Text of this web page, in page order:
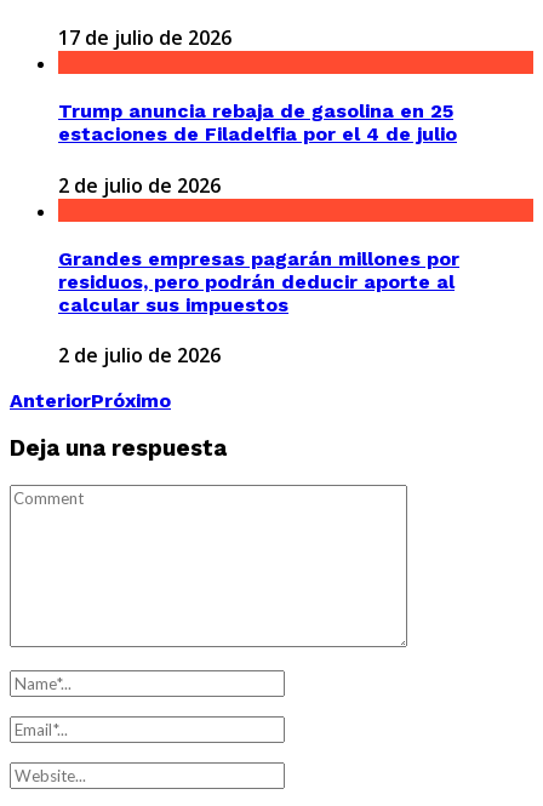
17 de julio de 2026
Trump anuncia rebaja de gasolina en 25
estaciones de Filadelfia por el 4 de julio
2 de julio de 2026
Grandes empresas pagarán millones por
residuos, pero podrán deducir aporte al
calcular sus impuestos
2 de julio de 2026
AnteriorPróximo
Deja una respuesta